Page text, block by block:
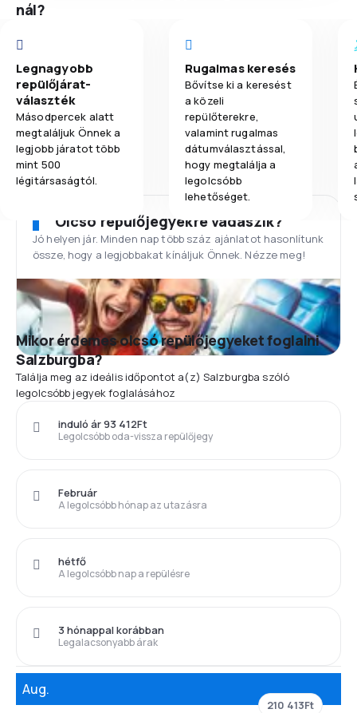
nál?
Legnagyobb
repülőjárat-
választék
Másodpercek alatt
megtaláljuk Önnek a
legjobb járatot több
mint 500
légitársaságtól.
Rugalmas keresés
Bővítse ki a keresést
a közeli
repülőterekre,
valamint rugalmas
dátumválasztással,
hogy megtalálja a
legolcsóbb
lehetőséget.
Olcsó repülőjegyekre vadászik?
Jó helyen jár. Minden nap több száz ajánlatot hasonlítunk
össze, hogy a legjobbakat kínáljuk Önnek. Nézze meg!
Mikor érdemes olcsó repülőjegyeket foglalni
Salzburgba?
Találja meg az ideális időpontot a(z) Salzburgba szóló
legolcsóbb jegyek foglalásához
Legolcsóbb oda-vissza repülőjegy
induló ár 93 412Ft
A legolcsóbb hónap az utazásra
Február
A legolcsóbb nap a repülésre
hétfő
Legalacsonyabb árak
3 hónappal korábban
Aug.
210 413Ft